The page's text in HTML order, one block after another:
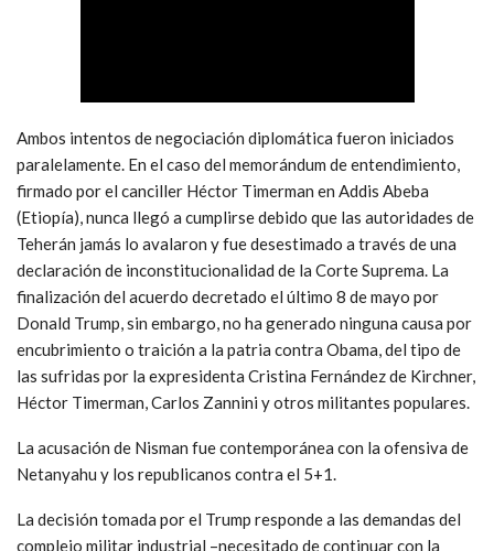
Ambos intentos de negociación diplomática fueron iniciados
paralelamente. En el caso del memorándum de entendimiento,
firmado por el canciller Héctor Timerman en Addis Abeba
(Etiopía), nunca llegó a cumplirse debido que las autoridades de
Teherán jamás lo avalaron y fue desestimado a través de una
declaración de inconstitucionalidad de la Corte Suprema. La
finalización del acuerdo decretado el último 8 de mayo por
Donald Trump, sin embargo, no ha generado ninguna causa por
encubrimiento o traición a la patria contra Obama, del tipo de
las sufridas por la expresidenta Cristina Fernández de Kirchner,
Héctor Timerman, Carlos Zannini y otros militantes populares.
La acusación de Nisman fue contemporánea con la ofensiva de
Netanyahu y los republicanos contra el 5+1.
La decisión tomada por el Trump responde a las demandas del
complejo militar industrial –necesitado de continuar con la